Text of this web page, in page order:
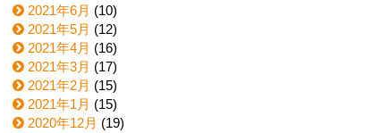
2021年6月 (10)
2021年5月 (12)
2021年4月 (16)
2021年3月 (17)
2021年2月 (15)
2021年1月 (15)
2020年12月 (19)